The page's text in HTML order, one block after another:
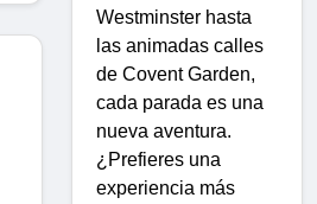
Westminster hasta
las animadas calles
de Covent Garden,
cada parada es una
nueva aventura.
¿Prefieres una
experiencia más